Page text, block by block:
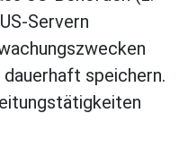
Servern
speichern.